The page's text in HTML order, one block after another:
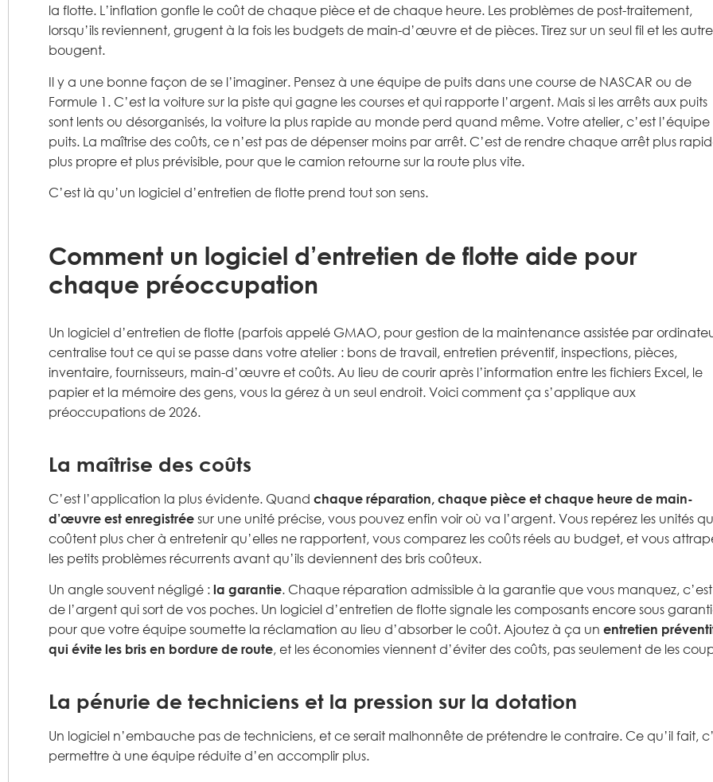
la flotte. L’inflation gonfle le coût de chaque pièce et de chaque heure. Les problèmes de post-traitement,
lorsqu’ils reviennent, grugent à la fois les budgets de main-d’œuvre et de pièces. Tirez sur un seul fil et les
bougent.
Il y a une bonne façon de se l’imaginer. Pensez à une équipe de puits dans une course de NASCAR ou de
Formule 1. C’est la voiture sur la piste qui gagne les courses et qui rapporte l’argent. Mais si les arrêts aux puits
sont lents ou désorganisés, la voiture la plus rapide au monde perd quand même. Votre atelier, c’est
puits. La maîtrise des coûts, ce n’est pas de dépenser moins par arrêt. C’est de rendre chaque arrêt plus
plus propre et plus prévisible, pour que le camion retourne sur la route plus vite.
C’est là qu’un logiciel d’entretien de flotte prend tout son sens.
Comment un logiciel d’entretien de flotte aide pour
chaque préoccupation
Un logiciel d’entretien de flotte (parfois appelé GMAO, pour gestion de la maintenance assistée par
centralise tout ce qui se passe dans votre atelier : bons de travail, entretien préventif, inspections, pièces,
inventaire, fournisseurs, main-d’œuvre et coûts. Au lieu de courir après l’information entre les fichiers Excel, le
papier et la mémoire des gens, vous la gérez à un seul endroit. Voici comment ça s’applique aux
préoccupations de 2026.
La maîtrise des coûts
C’est l’application la plus évidente. Quand chaque réparation, chaque pièce et chaque heure de main-
d’œuvre est enregistrée sur une unité précise, vous pouvez enfin voir où va l’argent. Vous repérez les unités
coûtent plus cher à entretenir qu’elles ne rapportent, vous comparez les coûts réels au budget, et vous
les petits problèmes récurrents avant qu’ils deviennent des bris coûteux.
Un angle souvent négligé : la garantie. Chaque réparation admissible à la garantie que vous manquez, c’est
de l’argent qui sort de vos poches. Un logiciel d’entretien de flotte signale les composants encore sous
pour que votre équipe soumette la réclamation au lieu d’absorber le coût. Ajoutez à ça un entretien
qui évite les bris en bordure de route, et les économies viennent d’éviter des coûts, pas seulement de les
La pénurie de techniciens et la pression sur la dotation
Un logiciel n’embauche pas de techniciens, et ce serait malhonnête de prétendre le contraire. Ce qu’il fait,
permettre à une équipe réduite d’en accomplir plus.